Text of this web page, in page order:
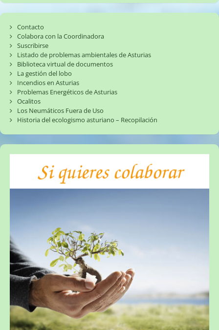
Contacto
Colabora con la Coordinadora
Suscribirse
Listado de problemas ambientales de Asturias
Biblioteca virtual de documentos
La gestión del lobo
Incendios en Asturias
Problemas Energéticos de Asturias
Ocalitos
Los Neumáticos Fuera de Uso
Historia del ecologismo asturiano – Recopilación